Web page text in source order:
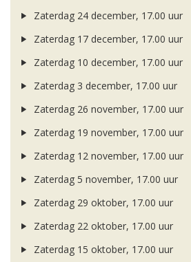
Zaterdag 24 december, 17.00 uur
Zaterdag 17 december, 17.00 uur
Zaterdag 10 december, 17.00 uur
Zaterdag 3 december, 17.00 uur
Zaterdag 26 november, 17.00 uur
Zaterdag 19 november, 17.00 uur
Zaterdag 12 november, 17.00 uur
Zaterdag 5 november, 17.00 uur
Zaterdag 29 oktober, 17.00 uur
Zaterdag 22 oktober, 17.00 uur
Zaterdag 15 oktober, 17.00 uur